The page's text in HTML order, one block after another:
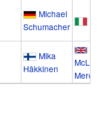
Michael
Schumacher
Mika
Häkkinen